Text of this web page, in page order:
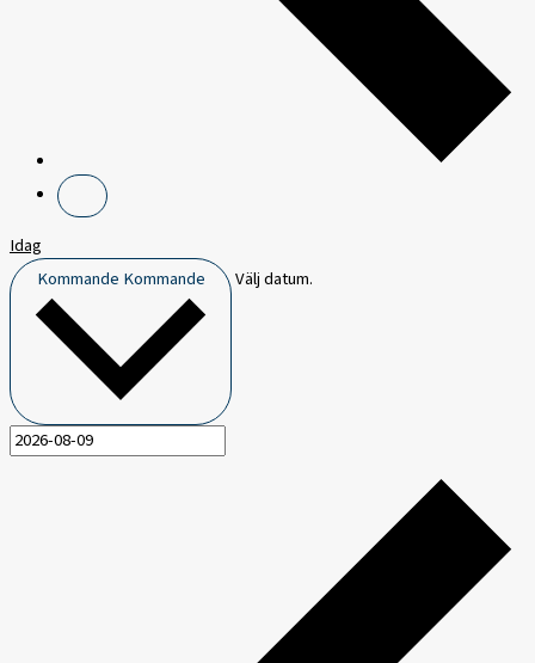
Idag
Kommande Kommande Välj datum.